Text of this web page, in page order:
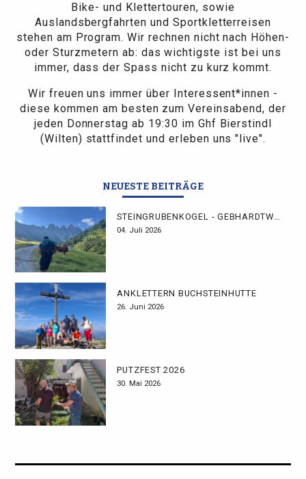
Bike- und Klettertouren, sowie
Auslandsbergfahrten und Sportkletterreisen
stehen am Program. Wir rechnen nicht nach Höhen-
oder Sturzmetern ab: das wichtigste ist bei uns
immer, dass der Spass nicht zu kurz kommt.
Wir freuen uns immer über Interessent*innen -
diese kommen am besten zum Vereinsabend, der
jeden Donnerstag ab 19:30 im Ghf Bierstindl
(Wilten) stattfindet und erleben uns "live".
NEUESTE BEITRÄGE
STEINGRUBENKOGEL - GEBHARDTWEG
04. Juli 2026
ANKLETTERN BUCHSTEINHÜTTE
26. Juni 2026
PUTZFEST 2026
30. Mai 2026